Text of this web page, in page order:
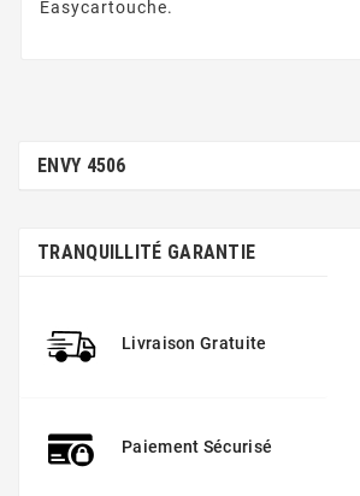
Easycartouche.
ENVY 4506
TRANQUILLITÉ GARANTIE
Livraison Gratuite
Paiement Sécurisé